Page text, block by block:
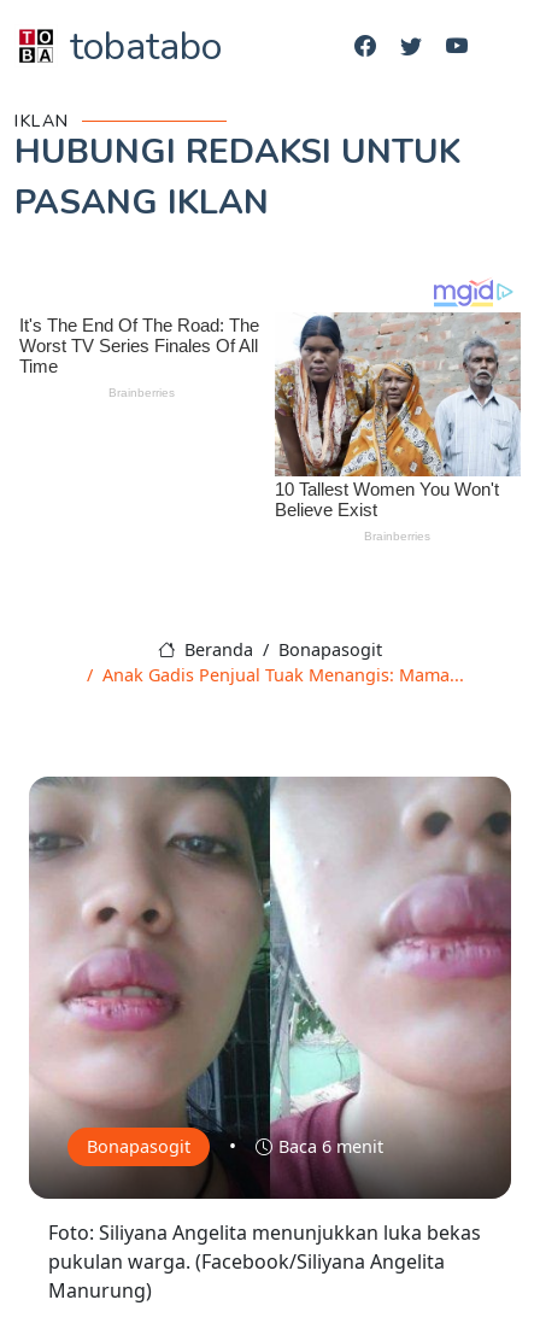
tobatabo
IKLAN
HUBUNGI REDAKSI UNTUK
PASANG IKLAN
Beranda
Bonapasogit
Anak Gadis Penjual Tuak Menangis: Mama...
Bonapasogit • Baca 6 menit
Foto: Siliyana Angelita menunjukkan luka bekas
pukulan warga. (Facebook/Siliyana Angelita
Manurung)